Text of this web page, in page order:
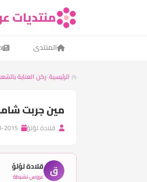
منتديات
المنتدى
الرئيسية ركن العناية
مين جربت
قلادة لؤلؤ
ق قلادة لؤلؤ
عروس نشيطة